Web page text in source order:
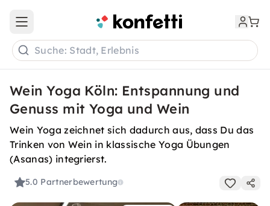
Open main menu
Suche: Stadt, Erlebnis
Wein Yoga Köln: Entspannung und
Genuss mit Yoga und Wein
Wein Yoga zeichnet sich dadurch aus, dass Du das
Trinken von Wein in klassische Yoga Übungen
(Asanas) integrierst.
5.0 Partnerbewertung